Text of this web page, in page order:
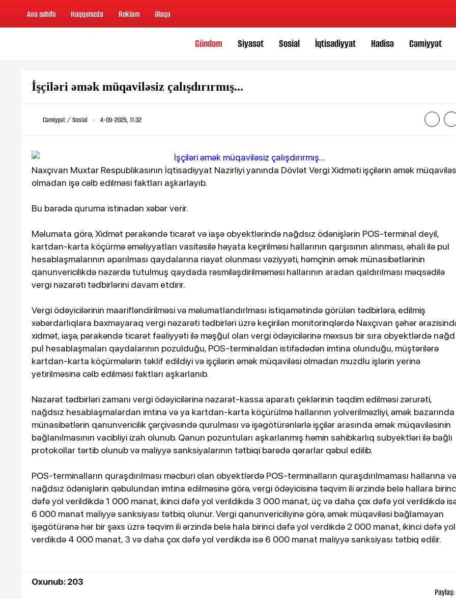
Ana səhifə Haqqımızda Reklam Əlaqə
Gündəm Siyasət Sosial İqtisadiyyat Hadisə Cəmiyyət
İşçiləri əmək müqaviləsiz çalışdırırmış...
Cəmiyyət / Sosial 4-09-2025, 11:32
Naxçıvan Muxtar Respublikasının İqtisadiyyat Nazirliyi yanında Dövlət Vergi Xidməti işçilərin əmək
olmadan işə cəlb edilməsi faktları aşkarlayıb.
Bu barədə quruma istinadən xəbər verir.
Məlumata görə, Xidmət pərakəndə ticarət və iaşə obyektlərində nağdsız ödənişlərin POS-terminal deyil,
kartdan-karta köçürmə əməliyyatları vasitəsilə həyata keçirilməsi hallarının qarşısının alınması, əhali ilə pul
hesablaşmalarının aparılması qaydalarına riayət olunması vəziyyəti, həmçinin əmək münasibətlərinin
qanunvericilikdə nəzərdə tutulmuş qaydada rəsmiləşdirilməməsi hallarının aradan qaldırılması məqsədilə
vergi nəzarəti tədbirlərini davam etdirir.
Vergi ödəyicilərinin maarifləndirilməsi və məlumatlandırlması istiqamətində görülən tədbirlərə, edilmiş
xəbərdarlıqlara baxmayaraq vergi nəzarəti tədbirləri üzrə keçirilən monitorinqlərdə Naxçıvan şəhər
xidmət, iaşə, pərakəndə ticarət fəaliyyəti ilə məşğul olan vergi ödəyicilərinə məxsus bir sıra obyektlərdə nağd
pul hesablaşmaları qaydalarının pozulduğu, POS-terminaldan istifadədən imtina olunduğu, müştərilərə
kartdan-karta köçürmələrin təklif edildiyi və işçilərin əmək müqaviləsi olmadan muzdlu işlərin yerinə
yetirilməsinə cəlb edilməsi faktları aşkarlanıb.
Nəzarət tədbirləri zamanı vergi ödəyicilərinə nəzarət-kassa aparatı çeklərinin təqdim edilməsi zərurəti,
nağdsız hesablaşmalardan imtina və ya kartdan-karta köçürülmə hallarının yolverilməzliyi, əmək bazarında
münasibətlərin qanunvericilik çərçivəsində qurulması və işəgötürənlərlə işçilər arasında əmək müqaviləsinin
bağlanılmasının vacibliyi izah olunub. Qanun pozuntuları aşkarlanmış həmin sahibkarlıq subyektləri ilə bağlı
protokollar tərtib olunub və maliyyə sanksiyalarının tətbiqi barədə qərarlar qəbul edilib.
POS-terminalların quraşdırılması məcburi olan obyektlərdə POS-terminalların quraşdırılmaması hallarına və
nağdsız ödənişlərin qəbulundan imtina edilməsinə görə, vergi ödəyicisinə təqvim ili ərzində belə hallara
dəfə yol verildikdə 1 000 manat, ikinci dəfə yol verildikdə 3 000 manat, üç və daha çox dəfə yol verildikdə
6 000 manat maliyyə sanksiyası tətbiq olunur. Vergi qanunvericiliyinə görə, əmək müqaviləsi bağlamayan
işəgötürənə hər bir şəxs üzrə təqvim ili ərzində belə hala birinci dəfə yol verdikdə 2 000 manat, ikinci dəfə yol
verdikdə 4 000 manat, 3 və daha çox dəfə yol verdikdə isə 6 000 manat maliyyə sanksiyası tətbiq edilir.
Oxunub: 203
Paylaş: